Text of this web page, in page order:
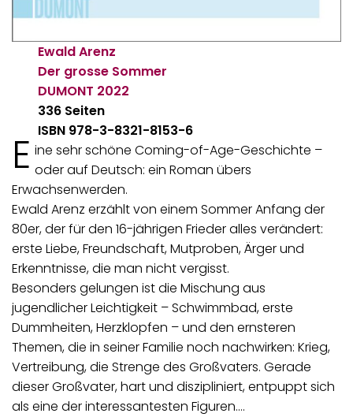
Ewald Arenz
Der grosse Sommer
DUMONT 2022
336 Seiten
ISBN 978-3-8321-8153-6
E ine sehr schöne Coming-of-Age-Geschichte –
oder auf Deutsch: ein Roman übers
Erwachsenwerden.
Ewald Arenz erzählt von einem Sommer Anfang der
80er, der für den 16-jährigen Frieder alles verändert:
erste Liebe, Freundschaft, Mutproben, Ärger und
Erkenntnisse, die man nicht vergisst.
Besonders gelungen ist die Mischung aus
jugendlicher Leichtigkeit – Schwimmbad, erste
Dummheiten, Herzklopfen – und den ernsteren
Themen, die in seiner Familie noch nachwirken: Krieg,
Vertreibung, die Strenge des Großvaters. Gerade
dieser Großvater, hart und diszipliniert, entpuppt sich
als eine der interessantesten Figuren.…